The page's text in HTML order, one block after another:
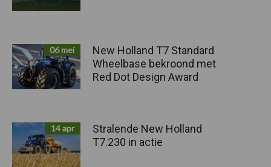
06 mei
New Holland T7 Standard
Wheelbase bekroond met
Red Dot Design Award
14 apr
Stralende New Holland
T7.230 in actie